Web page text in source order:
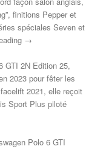
finitions Pepper et
spéciales Seven et
→
GTI 2N Edition 25,
2023 pour fêter les
2021, elle reçoit
Sport Plus piloté
Polo 6 GTI